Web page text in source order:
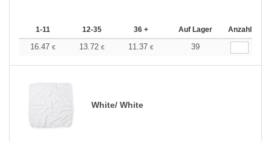
1-11 12-35 36 + Auf Lager Anzahl
16.47 € 13.72 € 11.37 € 39
White/ White